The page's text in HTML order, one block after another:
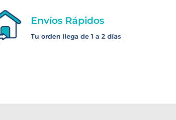
Envíos Rápidos
Tu orden llega de 1 a 2 días